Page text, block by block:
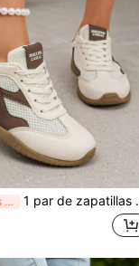
¡Últimos 2 días 1 par de zapatillas deportivas de mujer con cordones, de caña baja, moda primavera/otoño, versátiles, con bloques de color, ligeras, suela blanda, para correr, atléticas y casuales